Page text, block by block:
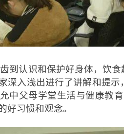
到认识和保护好身体，饮
深入浅出进行了讲解和提
中父母学堂生活与健康教
好习惯和观念。